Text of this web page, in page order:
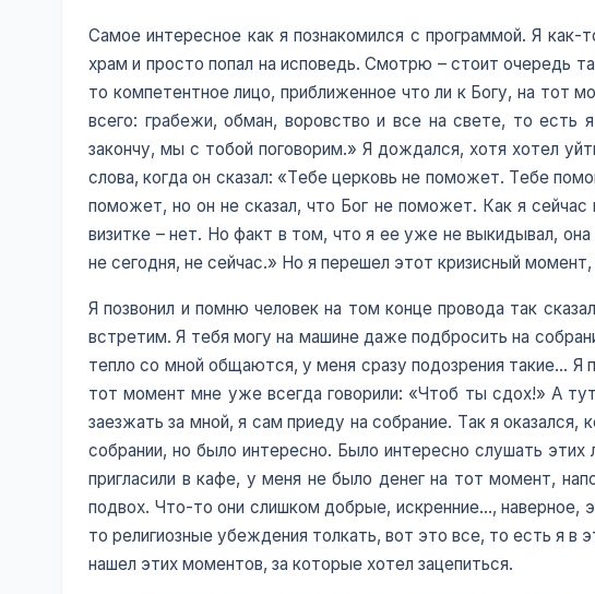
Самое интересное как я познакомился с программой. Я
храм и просто попал на исповедь. Смотрю – стоит очередь
то компетентное лицо, приближенное что ли к Богу, на тот
всего: грабежи, обман, воровство и все на свете, то есть
закончу, мы с тобой поговорим.» Я дождался, хотя хотел
слова, когда он сказал: «Тебе церковь не поможет. Тебе
поможет, но он не сказал, что Бог не поможет. Как я сейчас
визитке – нет. Но факт в том, что я ее уже не выкидывал,
не сегодня, не сейчас.» Но я перешел этот кризисный
Я позвонил и помню человек на том конце провода так
встретим. Я тебя могу на машине даже подбросить на
тепло со мной общаются, у меня сразу подозрения такие...
тот момент мне уже всегда говорили: «Чтоб ты сдох!» А
заезжать за мной, я сам приеду на собрание. Так я
собрании, но было интересно. Было интересно слушать
пригласили в кафе, у меня не было денег на тот момент,
подвох. Что-то они слишком добрые, искренние…, наверное,
то религиозные убеждения толкать, вот это все, то есть я
нашел этих моментов, за которые хотел зацепиться.